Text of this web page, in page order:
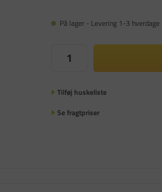
På lager - Levering 1-3 hverdage
Tilføj huskeliste
Se fragtpriser